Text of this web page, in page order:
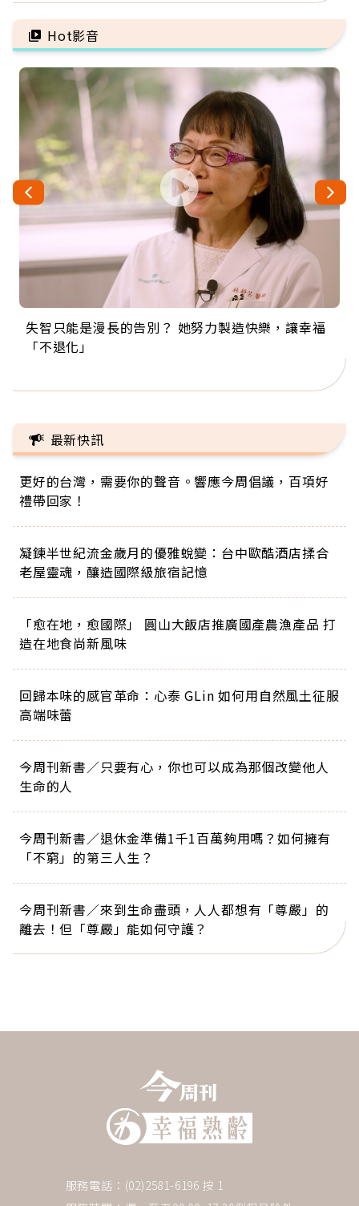
命交換
Hot影音
失智只能是漫長的告別？ 她努力製造快樂，讓幸福
「不退化」
來自剛果的巧克力神父 為台灣奉獻36年 「台灣是我
的家，我連作夢都講台語！」
63歲卸矽谷副總、搬回台灣找快樂！「蛋黃哥小
丑」走進安養院，逗樂上萬爺奶：退休後才開始真
104歲打破金氏世界紀錄 成為全球最年長羽球選
手，分享長壽的秘密原來是「這個」
事業巔峰他選擇追夢…黑手阿伯拉小提琴還登上小
巨蛋！連CNN都大讚！
最新快訊
更好的台灣，需要你的聲音。響應今周倡議，百項好
禮帶回家！
凝鍊半世紀流金歲月的優雅蛻變：台中歐酷酒店揉合
老屋靈魂，釀造國際級旅宿記憶
「愈在地，愈國際」 圓山大飯店推廣國產農漁產品 打
造在地食尚新風味
回歸本味的感官革命：心泰 GLin 如何用自然風土征服
高端味蕾
今周刊新書／只要有心，你也可以成為那個改變他人
生命的人
今周刊新書／退休金準備1千1百萬夠用嗎？如何擁有
「不窮」的第三人生？
今周刊新書／來到生命盡頭，人人都想有「尊嚴」的
離去！但「尊嚴」能如何守護？
服務電話：(02)2581-6196 按 1